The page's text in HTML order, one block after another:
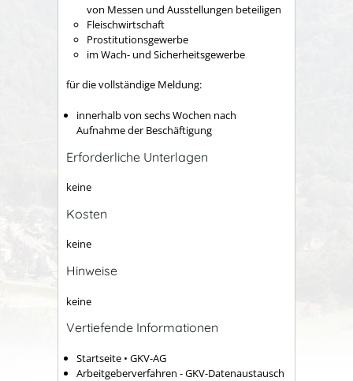
von Messen und Ausstellungen beteiligen
Fleischwirtschaft
Prostitutionsgewerbe
im Wach- und Sicherheitsgewerbe
für die vollständige Meldung:
innerhalb von sechs Wochen nach
Aufnahme der Beschäftigung
Erforderliche Unterlagen
keine
Kosten
keine
Hinweise
keine
Vertiefende Informationen
Startseite • GKV-AG
Arbeitgeberverfahren - GKV-Datenaustausch